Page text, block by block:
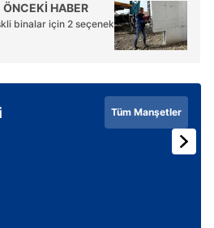
ÖNCEKİ HABER
binalar için 2 seçenek
Tüm Manşetler